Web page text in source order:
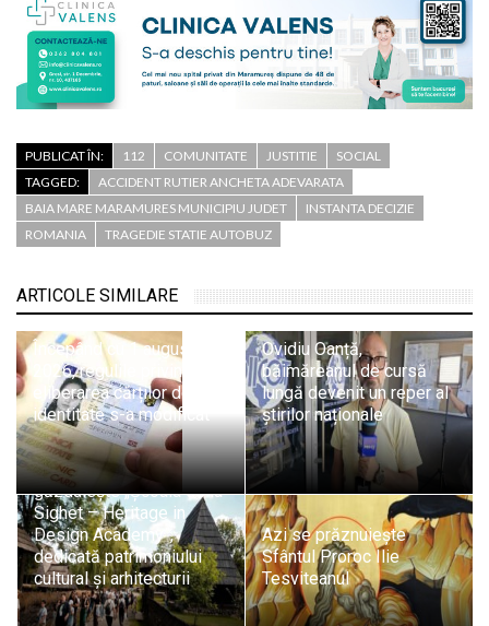
PUBLICAT ÎN: 112 COMUNITATE JUSTITIE
SOCIAL
TAGGED:
ACCIDENT RUTIER ANCHETA ADEVARATA
BAIA MARE MARAMURES MUNICIPIU JUDET
INSTANTA DECIZIE
ROMANIA
TRAGEDIE STATIE AUTOBUZ
ARTICOLE SIMILARE
Începând cu 1 august
2026, regulile privind
eliberarea cărților de
identitate s-a modificat
Ovidiu Oanță,
băimăreanul de cursă
lungă devenit un reper al
știrilor naționale
Sighetu Marmației
găzduiește „Școala de la
Sighet – Heritage in
Design Academy”,
dedicată patrimoniului
cultural și arhitecturii
Azi se prăznuiește
Sfântul Proroc Ilie
Tesviteanul